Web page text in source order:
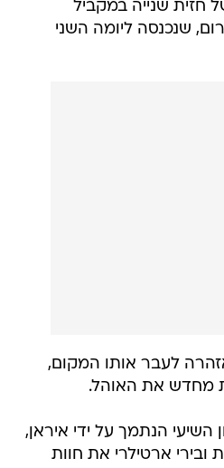
שנייה במקביל
שנכנסה ליומה השני
לעבר אותו המקום,
מחדש את האוהל.
הנתמך על ידי איראן,
ארטילרי את חוות